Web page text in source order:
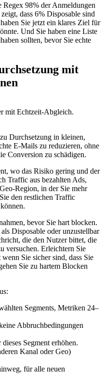
98% der Anmeldungen
dass 6% Disposable sind
Sie jetzt ein klares Ziel für
Und Sie haben eine Liste
sollten, bevor Sie echte
mit
mit Echtzeit-Abgleich.
Durchsetzung in kleinen,
E‑Mails zu reduzieren, ohne
Conversion zu schädigen.
wo das Risiko gering und der
Traffic aus bezahlten Ads,
in der Sie mehr
den restlichen Traffic
bevor Sie hart blocken.
Disposable oder unzustellbar
die den Nutzer bittet, die
versuchen. Erleichtern Sie
Sie sicher sind, dass Sie
Sie zu hartem Blocken
Segments, Metriken 24–
Abbruchbedingungen
Segment erhöhen.
Kanal oder Geo)
für alle neuen